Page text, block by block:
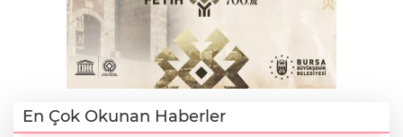
En Çok Okunan Haberler